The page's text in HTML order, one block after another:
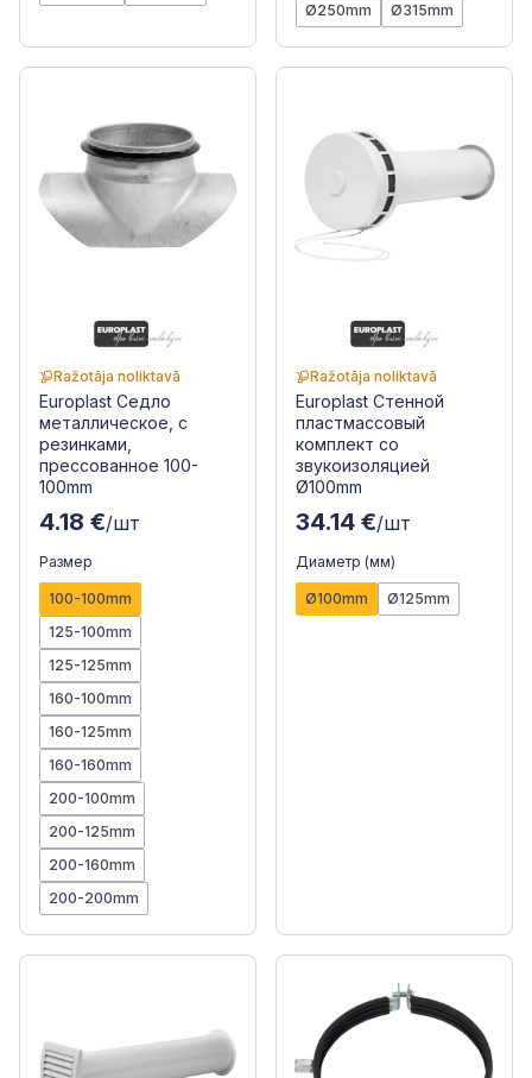
Ø250mm
Ø315mm
Ražotāja noliktavā
Europlast Седло
металлическое, с
резинками,
прессованное 100-
100mm
4.18 €/шт
Размер
100-100mm
125-100mm
125-125mm
160-100mm
160-125mm
160-160mm
200-100mm
200-125mm
200-160mm
200-200mm
Ražotāja noliktavā
Europlast Стенной
пластмассовый
комплект со
звукоизоляцией
Ø100mm
34.14 €/шт
Диаметр (мм)
Ø100mm Ø125mm